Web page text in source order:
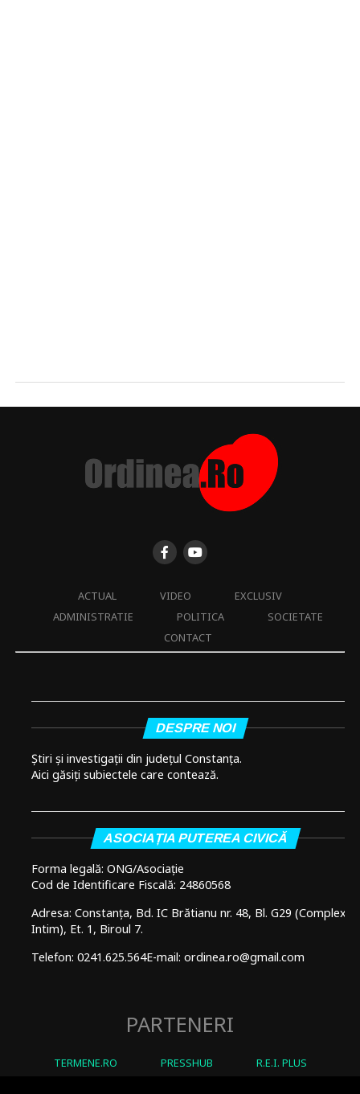
ACTUAL VIDEO
EXCLUSIV
ADMINISTRATIE
POLITICA
SOCIETATE
CONTACT
DESPRE NOI
Știri și investigații din județul Constanța.
Aici găsiți subiectele care contează.
ASOCIAȚIA PUTEREA CIVICĂ
Forma legală: ONG/Asociație
Cod de Identificare Fiscală: 24860568
Adresa: Constanța, Bd. IC Brătianu nr. 48, Bl. G29 (Complex
Intim), Et. 1, Biroul 7.
Telefon: 0241.625.564E-mail: ordinea.ro@gmail.com
PARTENERI
TERMENE.RO PRESSHUB R.E.I. PLUS